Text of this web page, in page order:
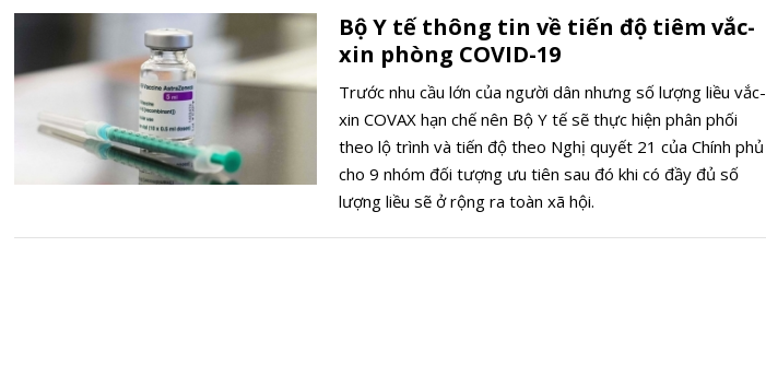
Bộ Y tế thông tin về tiến độ tiêm vắc-
xin phòng COVID-19
Trước nhu cầu lớn của người dân nhưng số lượng liều vắc-
xin COVAX hạn chế nên Bộ Y tế sẽ thực hiện phân phối
theo lộ trình và tiến độ theo Nghị quyết 21 của Chính phủ
cho 9 nhóm đối tượng ưu tiên sau đó khi có đầy đủ số
lượng liều sẽ ở rộng ra toàn xã hội.